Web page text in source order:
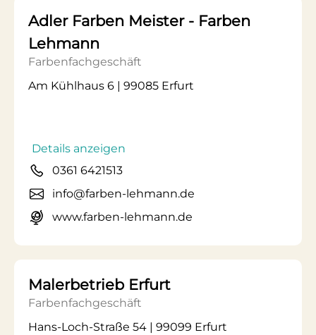
Adler Farben Meister - Farben
Lehmann
Farbenfachgeschäft
Am Kühlhaus 6 | 99085 Erfurt
Details anzeigen
0361 6421513
info@farben-lehmann.de
www.farben-lehmann.de
Malerbetrieb Erfurt
Farbenfachgeschäft
Hans-Loch-Straße 54 | 99099 Erfurt